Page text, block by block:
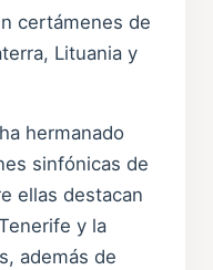
certámenes de
Lituania y
hermanado
sinfónicas de
ellas destacan
y la
además de